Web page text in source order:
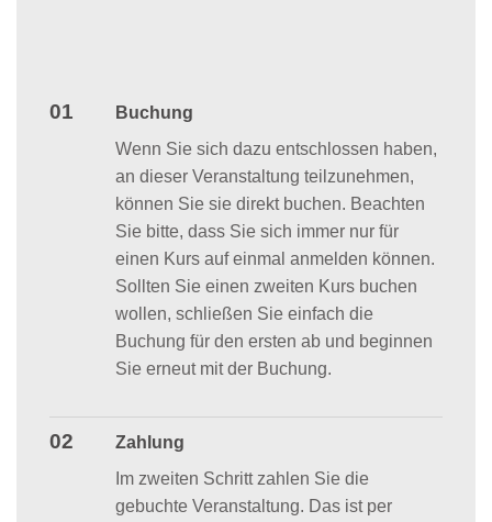
01
Buchung
Wenn Sie sich dazu entschlossen haben,
an dieser Veranstaltung teilzunehmen,
können Sie sie direkt buchen. Beachten
Sie bitte, dass Sie sich immer nur für
einen Kurs auf einmal anmelden können.
Sollten Sie einen zweiten Kurs buchen
wollen, schließen Sie einfach die
Buchung für den ersten ab und beginnen
Sie erneut mit der Buchung.
02
Zahlung
Im zweiten Schritt zahlen Sie die
gebuchte Veranstaltung. Das ist per